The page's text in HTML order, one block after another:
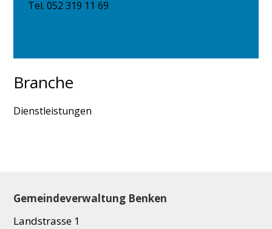
Tel.052 319 11 69
Branche
Dienstleistungen
Footer
Gemeindeverwaltung Benken
Landstrasse 1